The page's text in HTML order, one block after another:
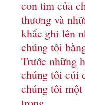
con tim của
thương và
khắc ghi lên
chúng tôi
Trước những
chúng tôi cúi
chúng tôi một